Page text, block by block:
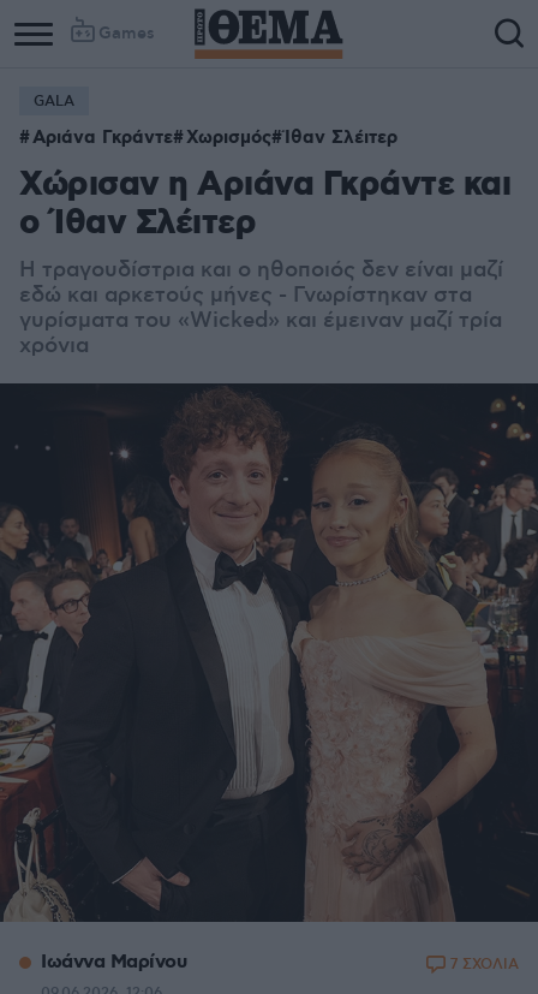
Games
GALA
Αριάνα Γκράντε Χωρισμός Ίθαν Σλέιτερ
Χώρισαν η Αριάνα Γκράντε και
ο Ίθαν Σλέιτερ
Η τραγουδίστρια και ο ηθοποιός δεν είναι μαζί
εδώ και αρκετούς μήνες - Γνωρίστηκαν στα
γυρίσματα του «Wicked» και έμειναν μαζί τρία
χρόνια
Ιωάννα Μαρίνου 7 ΣΧΟΛΙΑ